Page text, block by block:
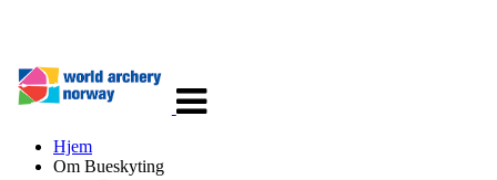
navigasjon
Hjem
Om Bueskyting